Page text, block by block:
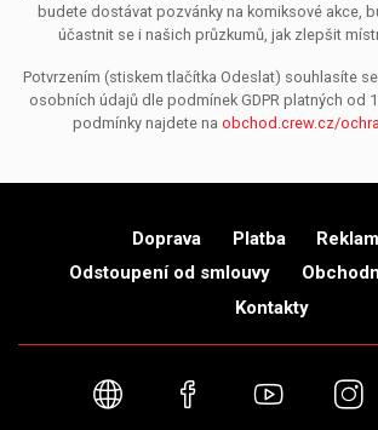
budete dostávat pozvánky na komiksové akce,
účastnit se i našich průzkumů, jak zlepšit
Potvrzením (stiskem tlačítka Odeslat) souhlasíte
osobních údajů dle podmínek GDPR platných od
podmínky najdete na obchod.crew.cz/
Doprava Platba
Odstoupení od smlouvy
Kontakty
Webové stránky
FacebookYouTube